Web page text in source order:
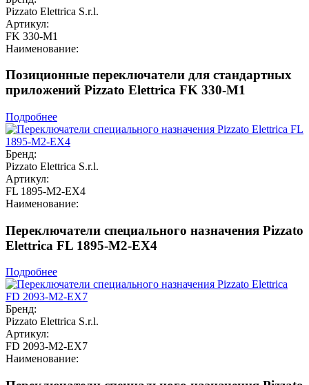
Pizzato Elettrica S.r.l.
Артикул:
FK 330-M1
Наименование:
Позиционные переключатели для стандартных
приложений Pizzato Elettrica FK 330-M1
Подробнее
Бренд:
Pizzato Elettrica S.r.l.
Артикул:
FL 1895-M2-EX4
Наименование:
Переключатели специального назначения Pizzato
Elettrica FL 1895-M2-EX4
Подробнее
Бренд:
Pizzato Elettrica S.r.l.
Артикул:
FD 2093-M2-EX7
Наименование: